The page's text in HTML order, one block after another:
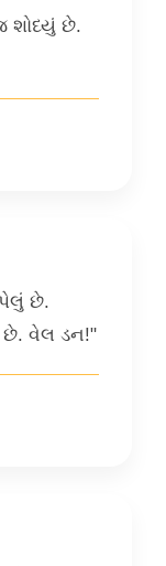
શોધ્યું છે.
છે.
છે. વેલ ડન!"